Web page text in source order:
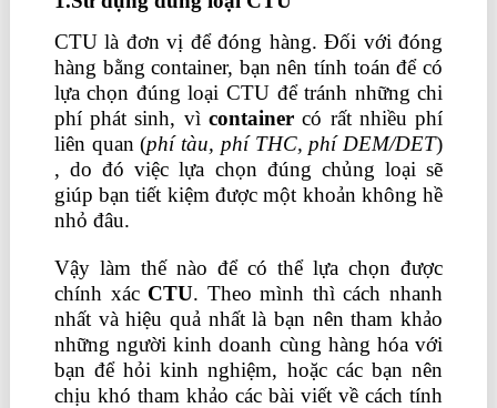
CTU là đơn vị để đóng hàng. Đối với đóng
hàng bằng container, bạn nên tính toán để có
lựa chọn đúng loại CTU để tránh những chi
phí phát sinh, vì container có rất nhiều phí
liên quan (phí tàu, phí THC, phí DEM/DET)
, do đó việc lựa chọn đúng chủng loại sẽ
giúp bạn tiết kiệm được một khoản không hề
nhỏ đâu.
Vậy làm thế nào để có thể lựa chọn được
chính xác CTU. Theo mình thì cách nhanh
nhất và hiệu quả nhất là bạn nên tham khảo
những người kinh doanh cùng hàng hóa với
bạn để hỏi kinh nghiệm, hoặc các bạn nên
chịu khó tham khảo các bài viết về cách tính